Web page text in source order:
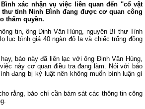
xác nhận vụ việc liên quan đến "cổ vật
tỉnh Ninh Bình đang được cơ quan công
thẩm quyền.
tin, ông Đinh Văn Hùng, nguyên Bí thư Tỉnh
lục bình giá 40 ngàn đô la và chiếc trống đồng
báo này đã liên lạc với ông Đinh Văn Hùng,
này cơ quan điều tra đang làm. Nói với báo
đang bị kỷ luật nên không muốn bình luận gì
rằng, báo chí cần bám sát các thông tin công